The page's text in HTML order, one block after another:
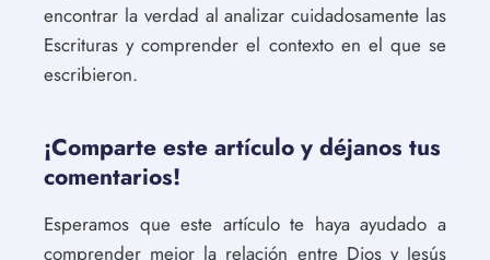
encontrar la verdad al analizar cuidadosamente las
Escrituras y comprender el contexto en el que se
escribieron.
¡Comparte este artículo y déjanos tus
comentarios!
Esperamos que este artículo te haya ayudado a
comprender mejor la relación entre Dios y Jesús